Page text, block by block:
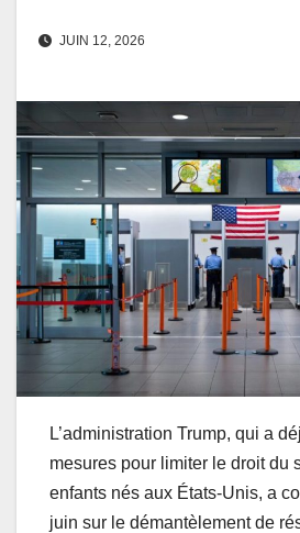
JUIN 12, 2026
L’administration Trump, qui a
mesures pour limiter le droit du
enfants nés aux États-Unis, a
juin sur le démantèlement de